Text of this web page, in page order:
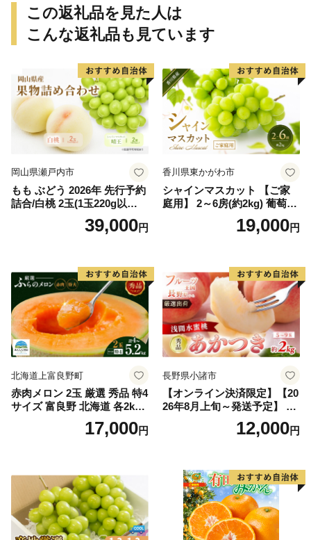
この返礼品を見た人は
こんな返礼品も見ています
岡山県瀬戸内市
もも ぶどう 2026年 先行予約
詰合/白桃 2玉(1玉220g以
上)・シャインマスカット 晴
39,000円
香川県東かがわ市
シャインマスカット 【ご家
庭用】 2～6房(約2kg) 葡萄 ぶ
どう ブドウ フルーツ 果物 く
だもの 果実 旬の果物 旬のフ
19,000円
北海道上富良野町
赤肉メロン 2玉 厳選 秀品 特4
サイズ 富良野 北海道 各2kg
～2.6kg 2玉 セット ファーム
富良野 メロン めろん 果物 く
17,000円
長野県小諸市
【オンライン決済限定】【20
26年8月上旬～発送予定】 先
行予約 「浅間水蜜桃プレミ
アム」 もも あかつき 秀品 約
果肉 長野県産 小諸市
12,000円